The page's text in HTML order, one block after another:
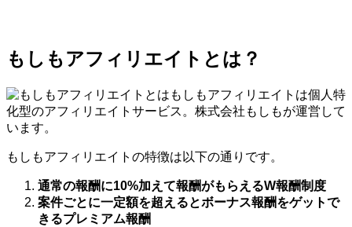
もしもアフィリエイトとは？
もしもアフィリエイトは個人特
化型のアフィリエイトサービス。株式会社もしもが運営して
います。
もしもアフィリエイトの特徴は以下の通りです。
通常の報酬に10%加えて報酬がもらえるW報酬制度
案件ごとに一定額を超えるとボーナス報酬をゲットで
きるプレミアム報酬